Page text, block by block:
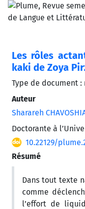
Les rôles
kaki de Zoya
Type de document
Auteur
Sharareh
Doctorante à
10.22129/
Résumé
Dans tout texte
comme
l’effort de